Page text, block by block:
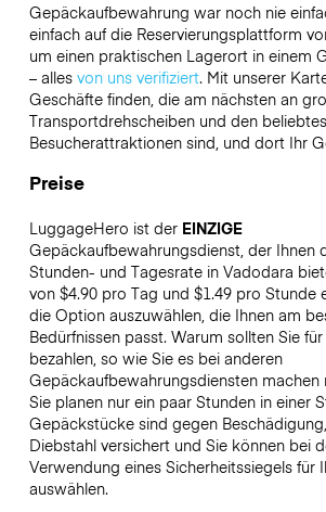
Gepäckaufbewahrung war noch nie
einfach auf die Reservierungsplattform
um einen praktischen Lagerort in einem
– alles von uns verifiziert. Mit unserer
Geschäfte finden, die am nächsten an
Transportdrehscheiben und den
Besucherattraktionen sind, und dort Ihr
Preise
LuggageHero ist der EINZIGE
Gepäckaufbewahrungsdienst, der Ihnen
Stunden- und Tagesrate in Vadodara
von $4.90 pro Tag und $1.49 pro Stunde
die Option auszuwählen, die Ihnen am
Bedürfnissen passt. Warum sollten Sie
bezahlen, so wie Sie es bei anderen
Gepäckaufbewahrungsdiensten machen
Sie planen nur ein paar Stunden in einer
Gepäckstücke sind gegen
Diebstahl versichert und Sie können bei
Verwendung eines Sicherheitssiegels für
auswählen.